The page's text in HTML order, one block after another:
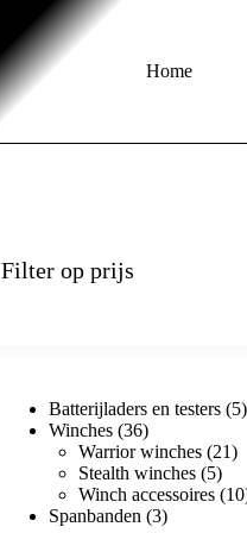
Home
Filter op prijs
Batterijladers en testers 5
Winches 36
Warrior winches 21
Stealth winches 5
Winch accessoires 10
Spanbanden
3